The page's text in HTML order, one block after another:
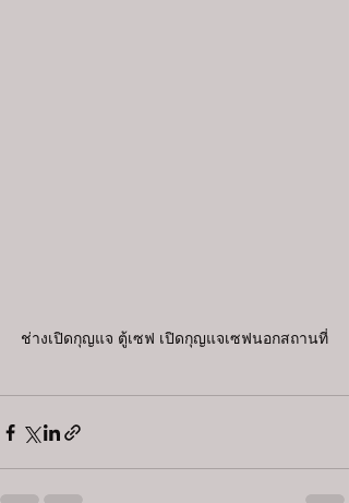
ช่างเปิดกุญแจ ตู้เซฟ เปิดกุญแจเซฟนอกสถานที่